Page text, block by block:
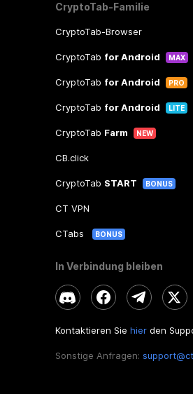
CryptoTab-Familie
CryptoTab-Browser
CryptoTab for Android MAX
CryptoTab for Android PRO
CryptoTab for Android LITE
CryptoTab Farm NEW
CB.click
CryptoTab START BONUS
CT VPN
CTabs BONUS
In Verbindung bleiben
Kontaktieren Sie hierden
Sonstige Anfragen: